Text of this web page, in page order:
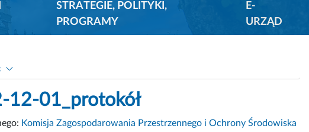
STRATEGIE, POLITYKI,
PROGRAMY
E-
URZĄD
12-01_protokół
Komisja Zagospodarowania Przestrzennego i Ochrony Środowiska